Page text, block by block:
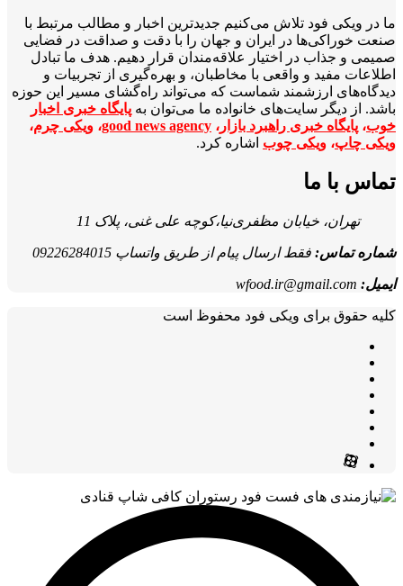
ما در ویکی‌ فود تلاش می‌کنیم جدیدترین اخبار و مطالب مرتبط با
صنعت خوراکی‌ها در ایران و جهان را با دقت و صداقت در فضایی
صمیمی و جذاب در اختیار علاقه‌مندان قرار دهیم. هدف ما تبادل
اطلاعات مفید و واقعی با مخاطبان، و بهره‌گیری از تجربیات و
دیدگاه‌های ارزشمند شماست که می‌تواند راه‌گشای مسیر این حوزه
باشد. از دیگر سایت‌های خانواده ما می‌توان به پایگاه خبری اخبار
خوب، پایگاه خبری راهبرد بازار ، good news agency، ویکی چرم،
ویکی چاپ، ویکی چوب اشاره کرد.
تماس با ما
تهران، خیابان مظفری‌نیا،کوچه علی غنی، پلاک 11
شماره تماس: فقط ارسال پیام از طریق واتساپ 09226284015
ایمیل: wfood.ir@gmail.com
کلیه حقوق برای ویکی فود محفوظ است